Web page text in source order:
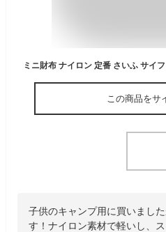
この商品をサ
子供のキャンプ用に買いまし
す！ナイロン素材で軽いし、